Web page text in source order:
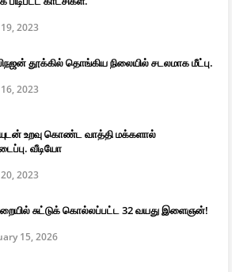
2023
தூக்கில் தொங்கிய நிலையில் சடலமாக மீட்பு.
2023
உறவு கொண்ட வாத்தி மக்களால்
வீடியோ
2023
சுட்டுக் கொல்லப்பட்ட 32 வயது இளைஞன்!
15, 2026